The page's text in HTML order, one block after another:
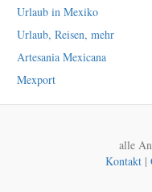
Urlaub in Mexiko
Urlaub, Reisen, mehr
Artesania Mexicana
Mexport
alle
Kontakt|